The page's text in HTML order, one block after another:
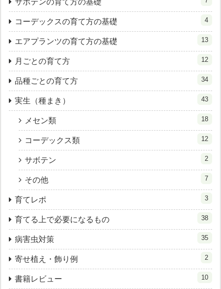
サボテンの育て方の基礎
コーデックスの育て方の基礎 4
エアプランツの育て方の基礎 13
月ごとの育て方 12
品種ごとの育て方 34
実生（種まき） 43
メセン類 18
コーデックス類 12
サボテン 2
その他 7
育てレポ 3
育てる上で必要になるもの 38
病害虫対策 35
寄せ植え・飾り例 2
書籍レビュー 10